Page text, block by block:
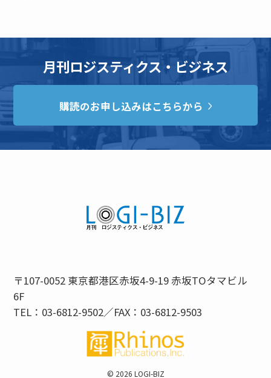
月刊ロジスティクス・ビジネス
購読のお申し込みはこちらから
〒107-0052 東京都港区赤坂4-9-19 赤坂TOタマビル
6F
TEL：03-6812-9502／FAX：03-6812-9503
© 2026 LOGI-BIZ